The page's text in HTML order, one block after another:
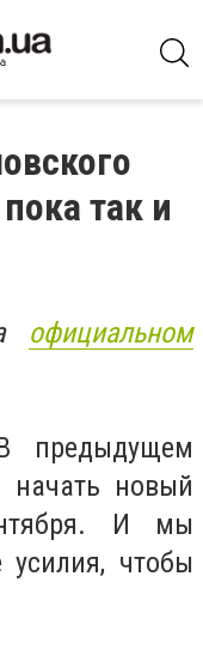
так и
официальном
предыдущем
новый
И мы
усилия, чтобы